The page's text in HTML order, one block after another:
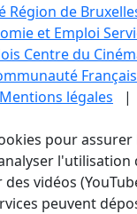
Région de
et Emploi
Centre du
Mentions légales |
pour
l'utilisation
vidéos
peuvent